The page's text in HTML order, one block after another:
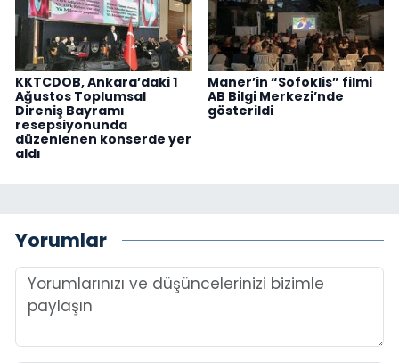
KKTCDOB, Ankara’daki 1
Ağustos Toplumsal
Direniş Bayramı
resepsiyonunda
düzenlenen konserde yer
aldı
Maner’in “Sofoklis” filmi
AB Bilgi Merkezi’nde
gösterildi
Yorumlar